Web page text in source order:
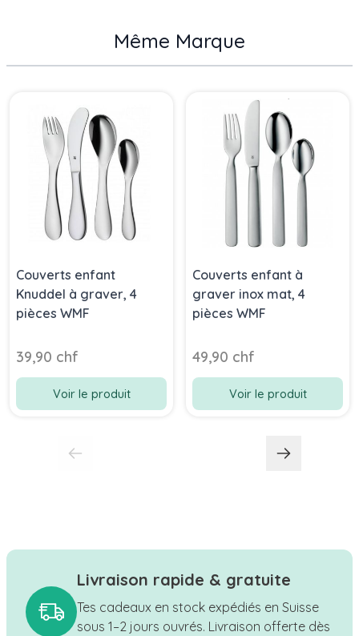
Même Marque
Couverts enfant
Knuddel à graver, 4
pièces WMF
39,90 chf
Voir le produit
Couverts enfant à
graver inox mat, 4
pièces WMF
49,90 chf
Voir le produit
Livraison rapide & gratuite
Tes cadeaux en stock expédiés en Suisse
sous 1–2 jours ouvrés. Livraison offerte dès